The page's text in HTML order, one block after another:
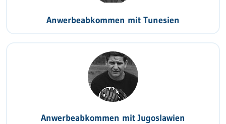
Anwerbeabkommen mit Tunesien
Anwerbeabkommen mit Jugoslawien